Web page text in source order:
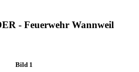
- Feuerwehr Wannweil
Bild 1